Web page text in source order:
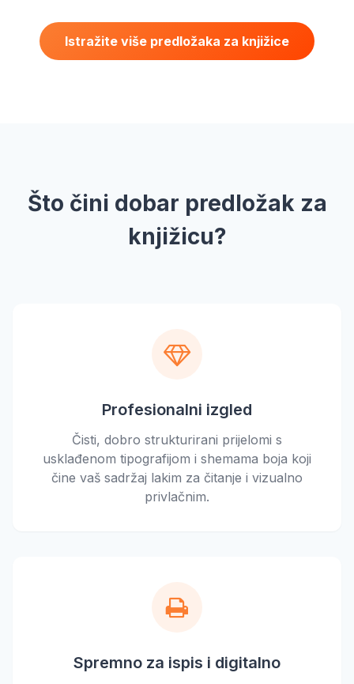
Istražite više predložaka za knjižice
Što čini dobar predložak za
knjižicu?
Profesionalni izgled
Čisti, dobro strukturirani prijelomi s
usklađenom tipografijom i shemama boja koji
čine vaš sadržaj lakim za čitanje i vizualno
privlačnim.
Spremno za ispis i digitalno